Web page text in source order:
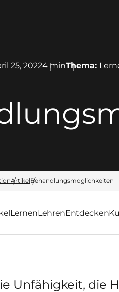
25, 20224 minThema:
ArtikelBehandlungsmoglichkeiten
LernenLehrenEntdecken
Unfähigkeit, die